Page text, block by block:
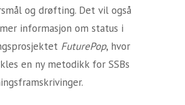
og drøfting. Det vil også
informasjon om status i
FuturePop, hvor
en ny metodikk for SSBs